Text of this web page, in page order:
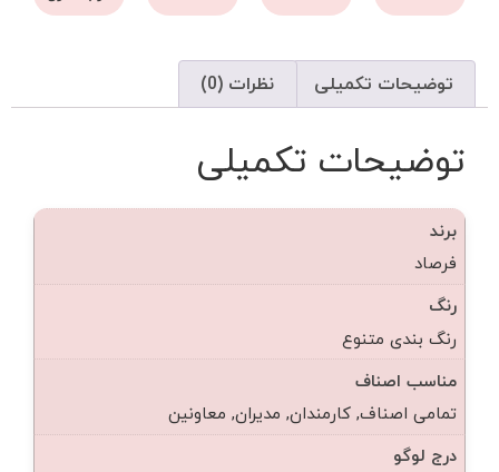
توضیحات تکمیلی نظرات (0)
توضیحات تکمیلی
برند
فرصاد
رنگ
رنگ بندی متنوع
مناسب اصناف
تمامی اصناف, کارمندان, مدیران, معاونین
درج لوگو